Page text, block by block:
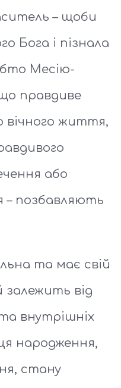
– щоби
Бога і пізнала
Месію-
правдиве
вічного життя,
або
– позбавляють
та має свій
від
внутрішніх
народження,
стану